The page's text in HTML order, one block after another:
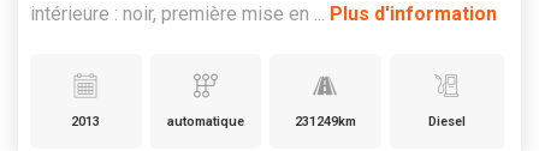
intérieure : noir, première mise en ... Plus d'information
2013 automatique 231249km Diesel